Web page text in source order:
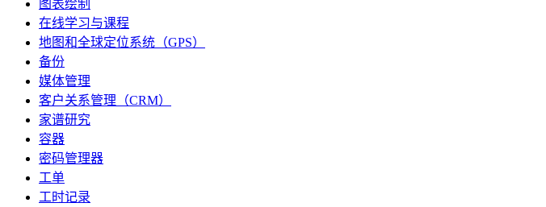
图表绘制
在线学习与课程
地图和全球定位系统（GPS）
备份
媒体管理
客户关系管理（CRM）
家谱研究
容器
密码管理器
工单
工时记录